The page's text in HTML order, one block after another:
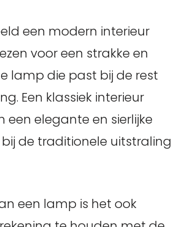
een modern interieur
voor een strakke en
lamp die past bij de rest
Een klassiek interieur
een elegante en sierlijke
de traditionele uitstraling
een lamp is het ook